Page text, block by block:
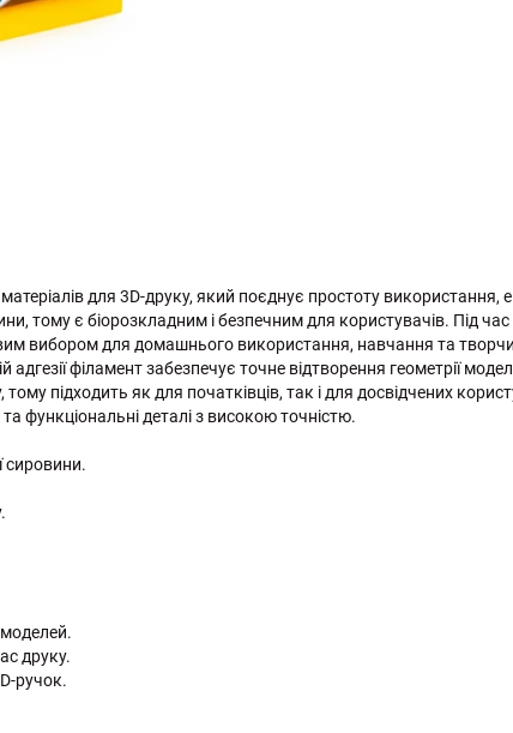
для 3D-друку, який поєднує простоту використання,
тому є біорозкладним і безпечним для користувачів. Під час
вибором для домашнього використання, навчання та
адгезії філамент забезпечує точне відтворення геометрії
тому підходить як для початківців, так і для досвідчених
функціональні деталі з високою точністю.
сировини.
друку.
ручок.